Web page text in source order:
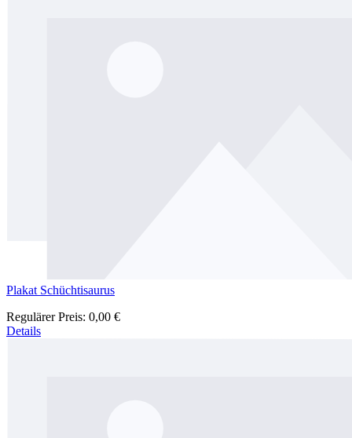
Plakat Schüchtisaurus
Regulärer Preis: 0,00 €
Details